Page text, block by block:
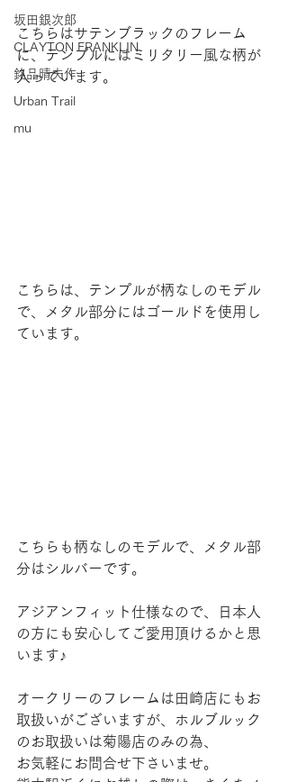
坂田銀次郎
CLAYTON FRANKLIN
銘品晴夫作
Urban Trail
mu
こちらはサテンブラックのフレーム
に、テンプルにはミリタリー風な柄が
入っています。
こちらは、テンプルが柄なしのモデル
で、メタル部分にはゴールドを使用し
ています。
こちらも柄なしのモデルで、メタル部
分はシルバーです。
アジアンフィット仕様なので、日本人
の方にも安心してご愛用頂けるかと思
います♪
オークリーのフレームは田崎店にもお
取扱いがございますが、ホルブルック
のお取扱いは菊陽店のみの為、
お気軽にお問合せ下さいませ。